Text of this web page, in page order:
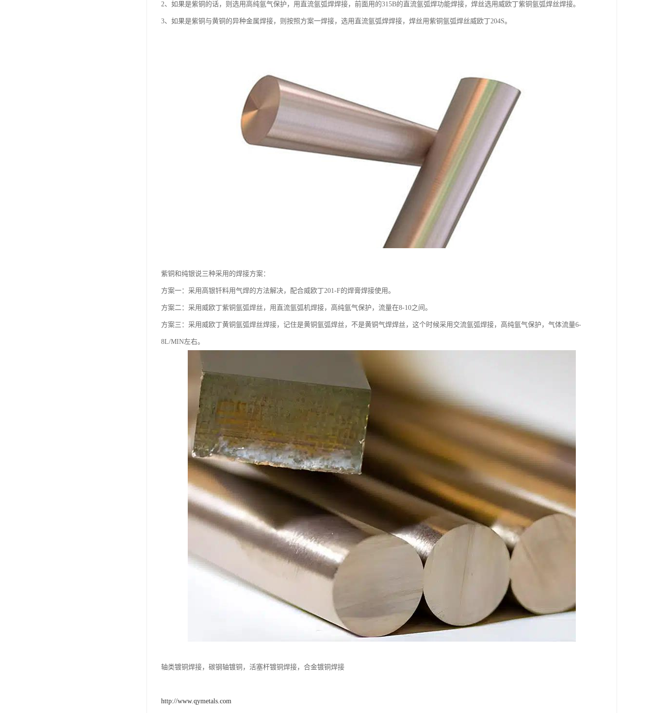
2、如果是紫铜的话，则选用高纯氩气保护，用直流氩弧焊焊接，前面用的315B的直流氩弧焊功能焊接，焊丝选用威欧丁紫铜氩弧焊丝焊接。
3、如果是紫铜与黄铜的异种金属焊接，则按照方案一焊接，选用直流氩弧焊焊接，焊丝用紫铜氩弧焊丝威欧丁204S。
紫铜和纯银说三种采用的焊接方案：
方案一：采用高银钎料用气焊的方法解决，配合威欧丁201-F的焊膏焊接使用。
方案二：采用威欧丁紫铜氩弧焊丝，用直流氩弧机焊接，高纯氩气保护，流量在8-10之间。
方案三：采用威欧丁黄铜氩弧焊丝焊接，记住是黄铜氩弧焊丝，不是黄铜气焊焊丝，这个时候采用交流氩弧焊接，高纯氩气保护，气体流量6-
8L/MIN左右。
轴类镀铜焊接，碳钢轴镀铜，活塞杆镀铜焊接，合金镀铜焊接
http://www.qymetals.com